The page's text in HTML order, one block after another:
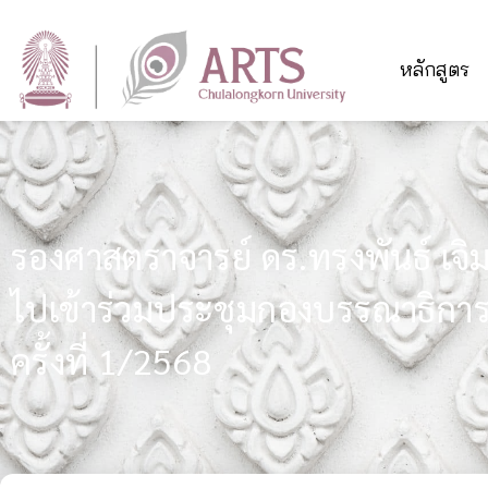
หลักสูตร
รองศาสตราจารย์ ดร.ทรงพันธ์ เ
ไปเข้าร่วมประชุมกองบรรณาธิกา
ครั้งที่ 1/2568